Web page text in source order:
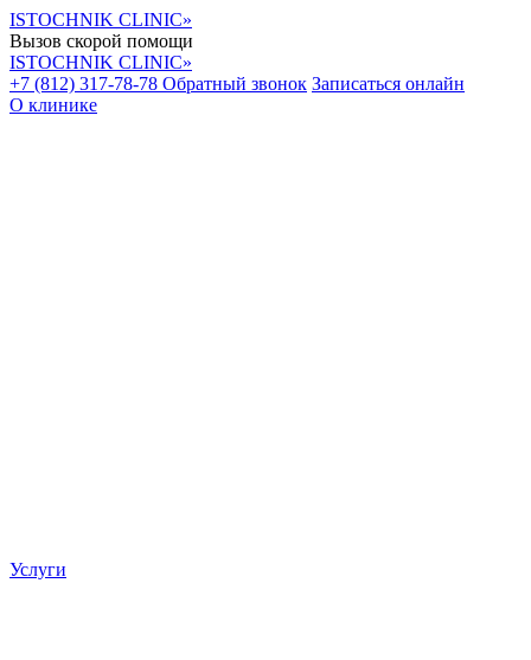
ISTOCHNIK CLINIC»
Вызов скорой помощи
ISTOCHNIK CLINIC»
+7 (812) 317-78-78 Обратный звонок Записаться онлайн
О клинике
Услуги